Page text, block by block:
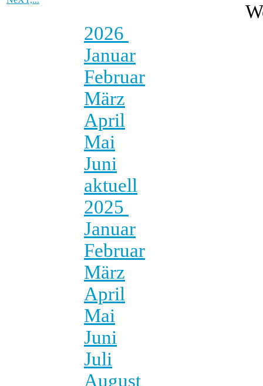
2026
Januar
Februar
März
April
Mai
Juni
aktuell
2025
Januar
Februar
März
April
Mai
Juni
Juli
August